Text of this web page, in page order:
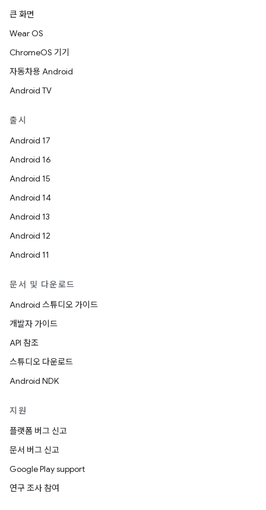
큰 화면
Wear OS
ChromeOS 기기
자동차용 Android
Android TV
출시
Android 17
Android 16
Android 15
Android 14
Android 13
Android 12
Android 11
문서 및 다운로드
Android 스튜디오 가이드
개발자 가이드
API 참조
스튜디오 다운로드
Android NDK
지원
플랫폼 버그 신고
문서 버그 신고
Google Play support
연구 조사 참여